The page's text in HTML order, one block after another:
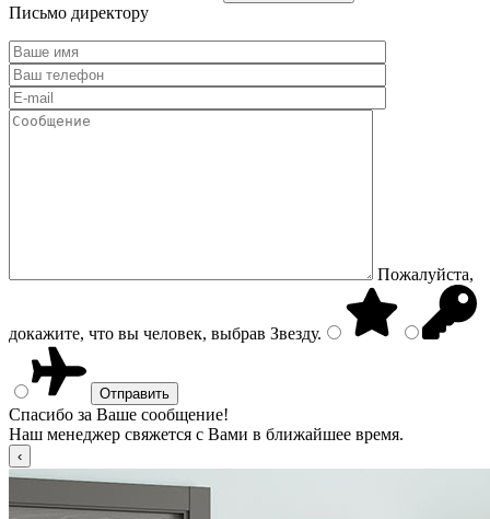
Письмо директору
Пожалуйста,
докажите, что вы человек, выбрав Звезду.
Спасибо за Ваше сообщение!
Наш менеджер свяжется с Вами в ближайшее время.